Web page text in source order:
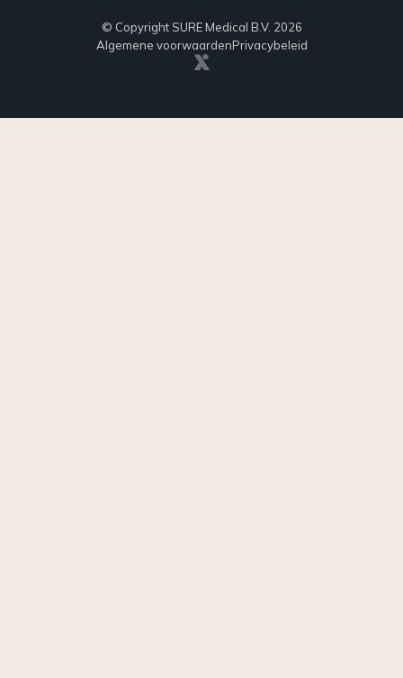
© Copyright SURE Medical B.V. 2026
Algemene voorwaardenPrivacybeleid